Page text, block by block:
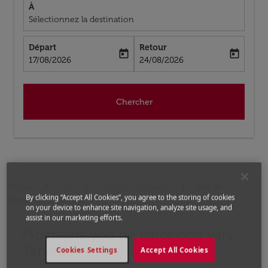
À
Sélectionnez la destination
Départ
fc-booking-departure-date-aria-label
17/08/2026
today
Retour
fc-booking-return-date-aria-label
24/08/2026
today
Chercher
Barcelone a Tenerife
Prochains Vols de Barcelone vers
Tenerife
By clicking “Accept All Cookies”, you agree to the storing of cookies
on your device to enhance site navigation, analyze site usage, and
assist in our marketing efforts.
Accept All Cookies
Cookies Settings